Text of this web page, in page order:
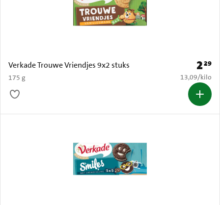
Verkade Trouwe Vriendjes 9x2 stuks
175 g
Prijs:
229
€ 13,09 per
13,09/kilo